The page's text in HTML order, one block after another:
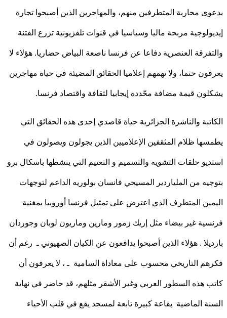
محاربة المتطرفين منهم، والمهاجرين الذين أصبحوا تجارة
مربحة ماليا وسياسيا في قنوات تلفزيونية تزرع الفتنة
العنصرية دفاعا عن فرنسا ناصعة البياض حضاريا. هؤلاء لا
حتما، ولا تهمهم إعلاميا الحقائق المضيئة في حياة مهاجرين
قيمة مضافة محّددة إيجابيا لثقافة واقتصاد فرنسا.
والناشرة الجزائرية حياة قاصدي إحدى هذه الحقائق التي
ظلام المثقفين الإعلاميين الذين يجولون ويصولون في
حلقات التشويه والتسميم و التعتيم التي ينشطها باسكال برو
من الملياردير المسيحي فانسان بولوريه الداعم لتوجهات
المتطرف الذي اعترض على تمثيل فرنسا أوروبيا بمغنية
غير بيضاء مثل إريك زمور ومارين وماريون لوبان وجوردان
. هؤلاء الذين أصبحوا يدافعون عن الكيان الصهيوني ـ رغم أن
التاريخي محسوب على معاداة السامية ـ ، لا يعرفون أن
هذه السطور العربي وغير الأشقر مثلهم، قد حاضر في نهاية
الماضية بقاعة كبيرة تابعة لمسجد يقع في قلب الأحياء